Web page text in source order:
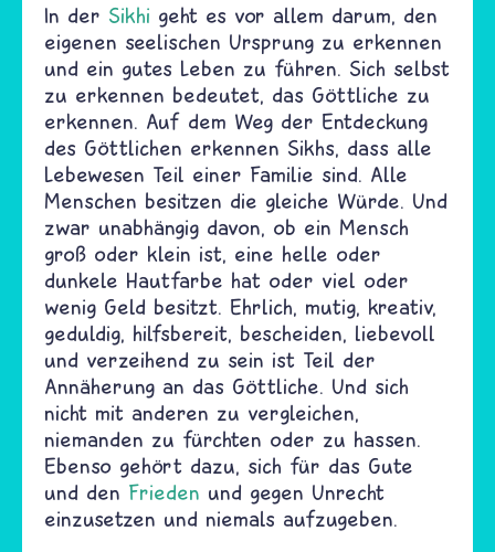
In der Sikhi geht es vor allem darum, den
eigenen seelischen Ursprung zu erkennen
und ein gutes Leben zu führen. Sich selbst
zu erkennen bedeutet, das Göttliche zu
erkennen. Auf dem Weg der Entdeckung
des Göttlichen erkennen Sikhs, dass alle
Lebewesen Teil einer Familie sind. Alle
Menschen besitzen die gleiche Würde. Und
zwar unabhängig davon, ob ein Mensch
groß oder klein ist, eine helle oder
dunkele Hautfarbe hat oder viel oder
wenig Geld besitzt. Ehrlich, mutig, kreativ,
geduldig, hilfsbereit, bescheiden, liebevoll
und verzeihend zu sein ist Teil der
Annäherung an das Göttliche. Und sich
nicht mit anderen zu vergleichen,
niemanden zu fürchten oder zu hassen.
Ebenso gehört dazu, sich für das Gute
und den Frieden und gegen Unrecht
einzusetzen und niemals aufzugeben.